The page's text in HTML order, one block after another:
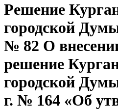
Решение
городской
№ 82 О
решение
городской
г. № 164 «Об